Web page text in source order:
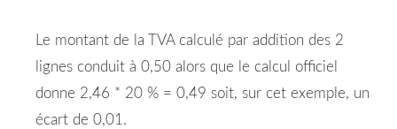
Le montant de la TVA calculé par addition des 2
lignes conduit à 0,50 alors que le calcul officiel
donne 2,46 * 20 % = 0,49 soit, sur cet exemple, un
écart de 0,01.